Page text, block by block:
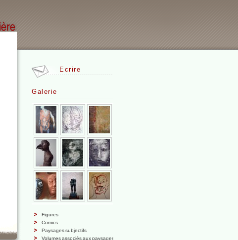
Ecrire
Galerie
Figures
Comics
Paysages subjectifs
Volumes associés aux paysages